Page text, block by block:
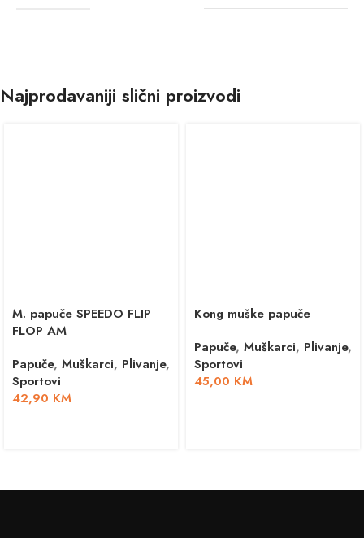
Najprodavaniji slični proizvodi
M. papuče SPEEDO FLIP
FLOP AM
Papuče, Muškarci, Plivanje,
Sportovi
42,90 KM
Kong muške papuče
Papuče, Muškarci, Plivanje,
Sportovi
45,00 KM